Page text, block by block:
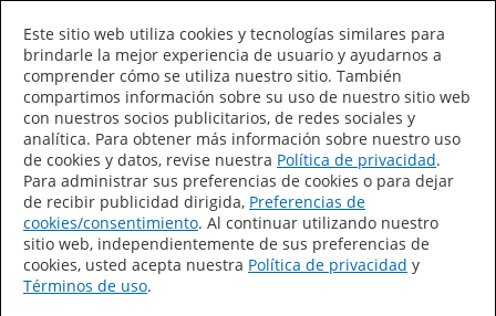
Declaración de accesibilidad
Mapa del sitio
Términos de uso
Privacidad
Sus preferencias de privacidad
Ley de Cadenas de Suministro de California
Este sitio web utiliza cookies y tecnologías similares para
brindarle la mejor experiencia de usuario y ayudarnos a
comprender cómo se utiliza nuestro sitio. También
compartimos información sobre su uso de nuestro sitio web
con nuestros socios publicitarios, de redes sociales y
analítica. Para obtener más información sobre nuestro uso
de cookies y datos, revise nuestra Política de privacidad.
Para administrar sus preferencias de cookies o para dejar
de recibir publicidad dirigida, Preferencias de
cookies/consentimiento. Al continuar utilizando nuestro
sitio web, independientemente de sus preferencias de
cookies, usted acepta nuestra Política de privacidad y
Términos de uso.